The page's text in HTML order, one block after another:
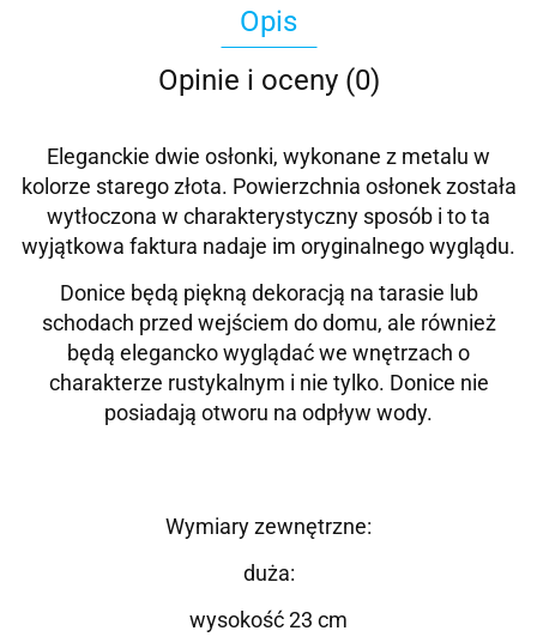
Opis
Opinie i oceny (0)
Eleganckie dwie osłonki, wykonane z metalu w
kolorze starego złota. Powierzchnia osłonek została
wytłoczona w charakterystyczny sposób i to ta
wyjątkowa faktura nadaje im oryginalnego wyglądu.
Donice będą piękną dekoracją na tarasie lub
schodach przed wejściem do domu, ale również
będą elegancko wyglądać we wnętrzach o
charakterze rustykalnym i nie tylko. Donice nie
posiadają otworu na odpływ wody.
Wymiary zewnętrzne:
duża:
wysokość 23 cm